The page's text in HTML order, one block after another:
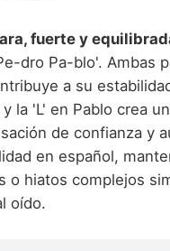
fuerte y
dro Pa-blo'. Ambas
a su
la 'L' en Pablo crea
de confianza y
en español,
o hiatos complejos
oído.